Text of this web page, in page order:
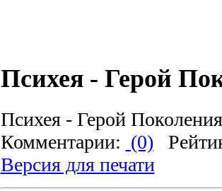
Психея - Герой
Психея - Герой
Комментарии: (0)
Версия для печати